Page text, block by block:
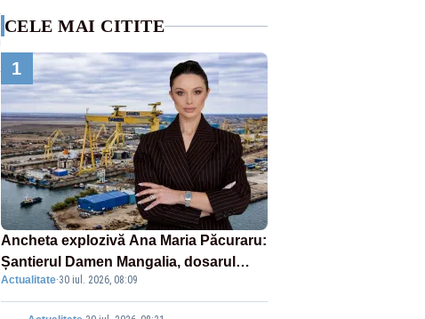
CELE MAI CITITE
1
Ancheta explozivă Ana Maria Păcuraru:
Șantierul Damen Mangalia, dosarul
care scufundă apărarea României
Actualitate·30 iul. 2026, 08:09